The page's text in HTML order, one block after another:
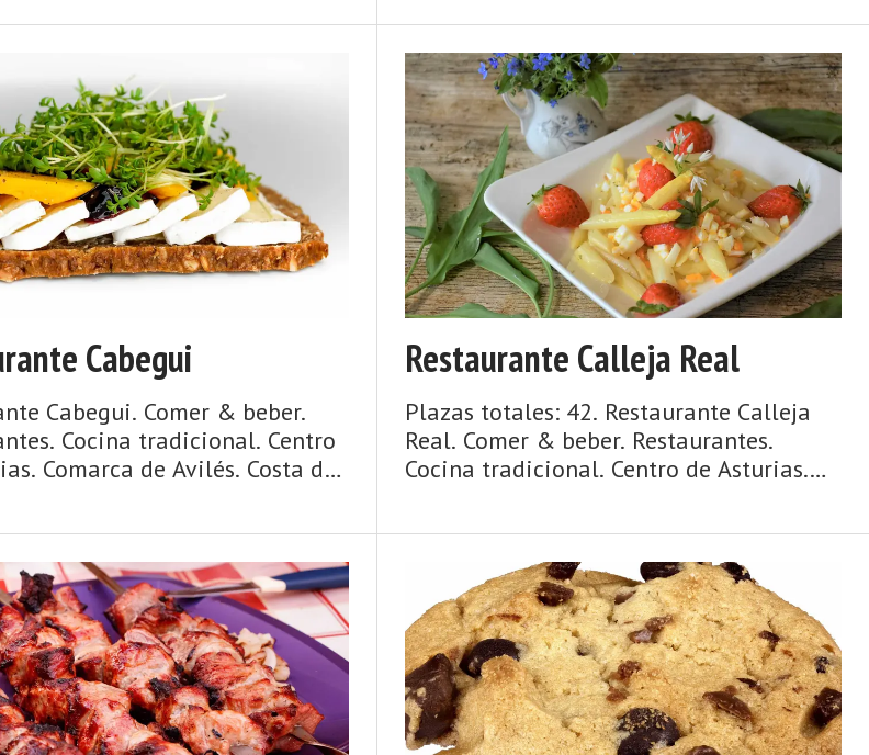
y metropolitana, así es la
comercial, cosmopolita,
metropolitana, de origen
y de gran tradición marinera,
de Avilés. La villa y ...
Asturias de Asturias. Centro de Asturias.
Cosmopolita, marinera, medieval,
dinámica y metropolitana, así es la
ciudad de Avilés y su entorno. Un concejo
y una urbe comercial, cosmopolita,
dinámica, metropolitana, de origen
medieval y de gran tradición marinera,
hablamos de Av ...
Cabegui
Cabegui. Comer & beber.
Cocina tradicional. Centro
Comarca de Avilés. Costa de
Avilés y su entorno. Un concejo
comercial, cosmopolita,
metropolitana, de origen
y de gran tradición marinera,
de Avilés. La villa y capital del
posee un casco hi ...
Restaurante Calleja Real
Plazas totales: 42. Restaurante Calleja
Real. Comer & beber. Restaurantes.
Cocina tradicional. Centro de Asturias.
Asturias. Centro de Asturias.
Cosmopolita, marinera, medieval,
dinámica y metropolitana, así es la
ciudad de Avilés y su entorno. Un concejo
y una urbe comercial, cosmopolita,
dinámica, metropolitana, de origen
medieval y de gran tradición marinera,
hablamos de Avilés. La villa ...